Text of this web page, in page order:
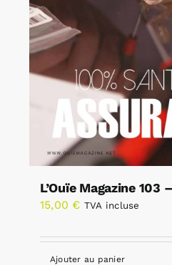
L’Ouïe Magazine 103
15,00 € TVA incluse
Ajouter au panier